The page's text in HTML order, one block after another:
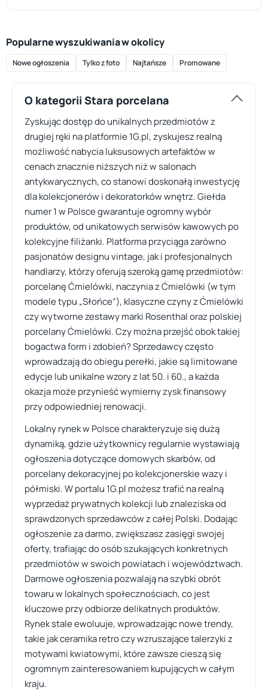
Popularne wyszukiwania w okolicy
Nowe ogłoszenia Tylko z foto Najtańsze Promowane
O kategorii Stara porcelana
Zyskując dostęp do unikalnych przedmiotów z
drugiej ręki na platformie 1G.pl, zyskujesz realną
możliwość nabycia luksusowych artefaktów w
cenach znacznie niższych niż w salonach
antykwarycznych, co stanowi doskonałą inwestycję
dla kolekcjonerów i dekoratorków wnętrz. Giełda
numer 1 w Polsce gwarantuje ogromny wybór
produktów, od unikatowych serwisów kawowych po
kolekcyjne filiżanki. Platforma przyciąga zarówno
pasjonatów designu vintage, jak i profesjonalnych
handlarzy, którzy oferują szeroką gamę przedmiotów:
porcelanę Ćmielówki, naczynia z Ćmielówki (w tym
modele typu „Słońce”), klasyczne czyny z Ćmielówki
czy wytworne zestawy marki Rosenthal oraz polskiej
porcelany Ćmielówki. Czy można przejść obok takiej
bogactwa form i zdobień? Sprzedawcy często
wprowadzają do obiegu perełki, jakie są limitowane
edycje lub unikalne wzory z lat 50. i 60., a każda
okazja może przynieść wymierny zysk finansowy
przy odpowiedniej renowacji.
Lokalny rynek w Polsce charakteryzuje się dużą
dynamiką, gdzie użytkownicy regularnie wystawiają
ogłoszenia dotyczące domowych skarbów, od
porcelany dekoracyjnej po kolekcjonerskie wazy i
półmiski. W portalu 1G.pl możesz trafić na realną
wyprzedaż prywatnych kolekcji lub znaleziska od
sprawdzonych sprzedawców z całej Polski. Dodając
ogłoszenie za darmo, zwiększasz zasięgi swojej
oferty, trafiając do osób szukających konkretnych
przedmiotów w swoich powiatach i województwach.
Darmowe ogłoszenia pozwalają na szybki obrót
towaru w lokalnych społecznościach, co jest
kluczowe przy odbiorze delikatnych produktów.
Rynek stale ewoluuje, wprowadzając nowe trendy,
takie jak ceramika retro czy wzruszające talerzyki z
motywami kwiatowymi, które zawsze cieszą się
ogromnym zainteresowaniem kupujących w całym
kraju.